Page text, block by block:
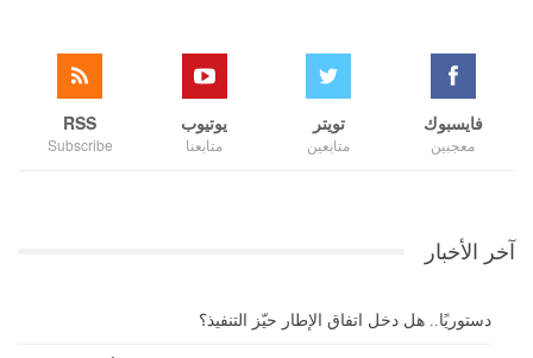
فايسبوك
معجبين
تويتر
متابعين
يوتيوب
متابعنا
RSS
Subscribe
آخر الأخبار
دستوريًا.. هل دخل اتفاق الإطار حيّز التنفيذ؟